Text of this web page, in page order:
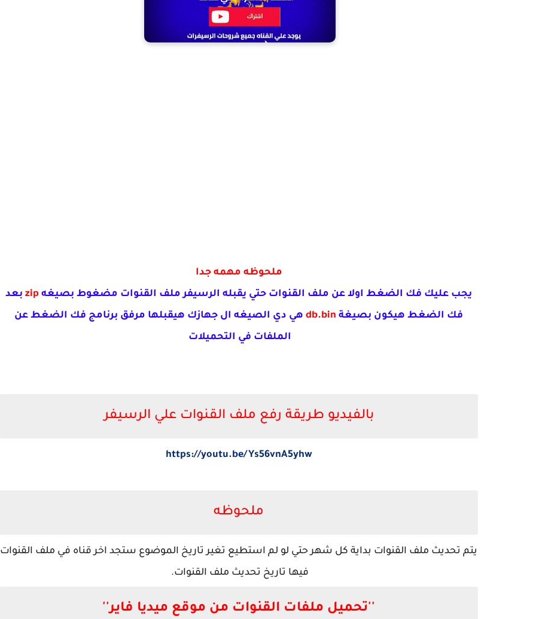
ملحوظه مهمه جدا
يجب عليك فك الضغط اولا عن ملف القنوات حتي يقبله الرسيفر ملف القنوات مضغوط بصيغه zip بعد
فك الضغط هيكون بصيغة db.bin هي دي الصيغه ال جهازك هيقبلها مرفق برنامج فك الضغط عن
الملفات في التحميلات
بالفيديو طريقة رفع ملف القنوات علي الرسيفر
https://youtu.be/Ys56vnA5yhw
ملحوظه
يتم تحديث ملف القنوات بداية كل شهر حتي لو لم استطيع تغير تاريخ الموضوع ستجد اخر قناه في ملف القنوات
فيها تاريخ تحديث ملف القنوات.
''تحميل ملفات القنوات من موقع ميديا فاير''